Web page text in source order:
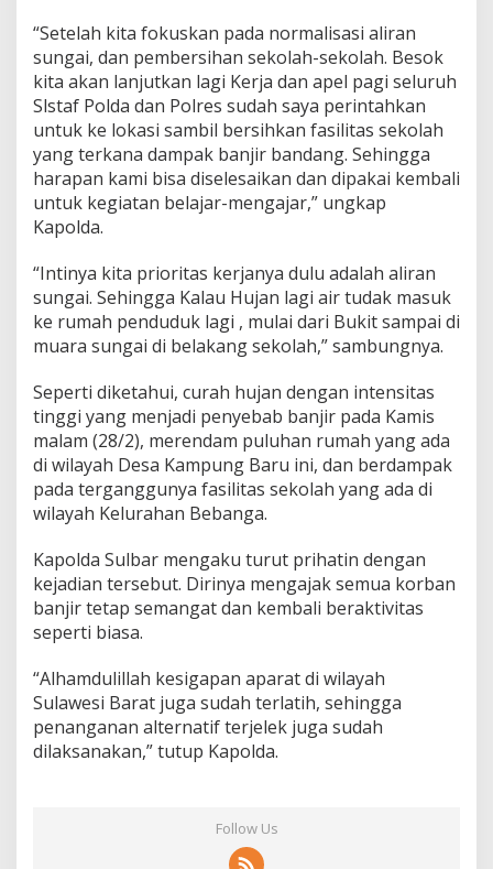
h
“Setelah kita fokuskan pada normalisasi aliran
sungai, dan pembersihan sekolah-sekolah. Besok
kita akan lanjutkan lagi Kerja dan apel pagi seluruh
Slstaf Polda dan Polres sudah saya perintahkan
untuk ke lokasi sambil bersihkan fasilitas sekolah
yang terkana dampak banjir bandang. Sehingga
harapan kami bisa diselesaikan dan dipakai kembali
untuk kegiatan belajar-mengajar,” ungkap
Kapolda.
“Intinya kita prioritas kerjanya dulu adalah aliran
sungai. Sehingga Kalau Hujan lagi air tudak masuk
ke rumah penduduk lagi , mulai dari Bukit sampai di
muara sungai di belakang sekolah,” sambungnya.
Seperti diketahui, curah hujan dengan intensitas
tinggi yang menjadi penyebab banjir pada Kamis
malam (28/2), merendam puluhan rumah yang ada
di wilayah Desa Kampung Baru ini, dan berdampak
pada terganggunya fasilitas sekolah yang ada di
wilayah Kelurahan Bebanga.
Kapolda Sulbar mengaku turut prihatin dengan
kejadian tersebut. Dirinya mengajak semua korban
banjir tetap semangat dan kembali beraktivitas
seperti biasa.
“Alhamdulillah kesigapan aparat di wilayah
Sulawesi Barat juga sudah terlatih, sehingga
penanganan alternatif terjelek juga sudah
dilaksanakan,” tutup Kapolda.
Follow Us